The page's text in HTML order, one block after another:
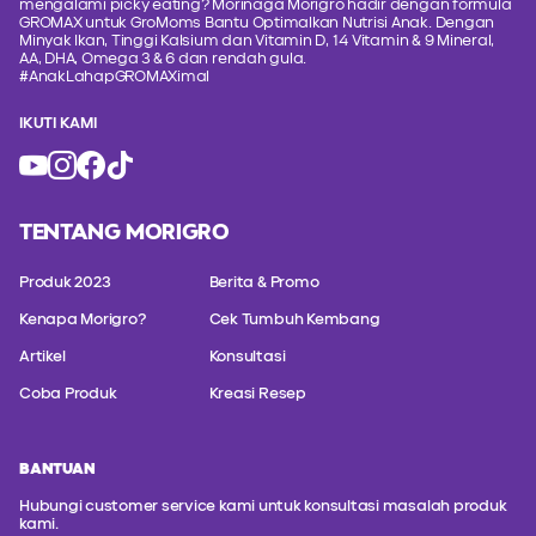
mengalami picky eating? Morinaga Morigro hadir dengan formula
GROMAX untuk GroMoms Bantu Optimalkan Nutrisi Anak. Dengan
Minyak Ikan, Tinggi Kalsium dan Vitamin D, 14 Vitamin & 9 Mineral,
AA, DHA, Omega 3 & 6 dan rendah gula.
#AnakLahapGROMAXimal
IKUTI KAMI
TENTANG MORIGRO
Produk 2023
Kenapa Morigro?
Artikel
Coba Produk
Berita & Promo
Cek Tumbuh Kembang
Konsultasi
Kreasi Resep
BANTUAN
Hubungi customer service kami untuk konsultasi masalah produk
kami.